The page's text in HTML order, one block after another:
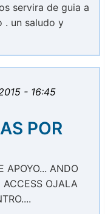
servira de guia a
. un saludo y
- 16:45
POR
APOYO... ANDO
OJALA